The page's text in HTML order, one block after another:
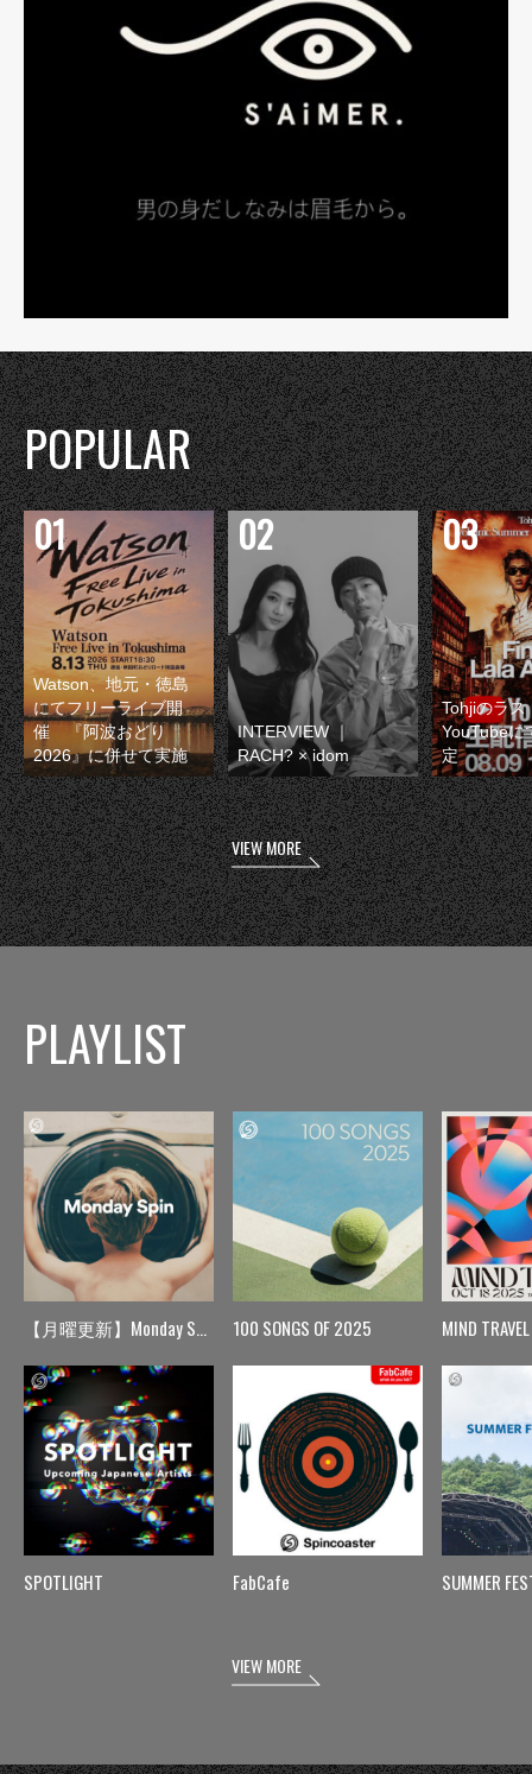
POPULAR
Watson、地元・徳島
にてフリーライブ開
催 『阿波おどり
2026』に併せて実施
INTERVIEW ｜
RACH? × idom
Tohjiのラス
YouTubeに
定
VIEW MORE
PLAYLIST
【月曜更新】Monday Spin
SPOTLIGHT
100 SONGS OF 2025
FabCafe
MIND TRAVEL
SUMMER
VIEW MORE